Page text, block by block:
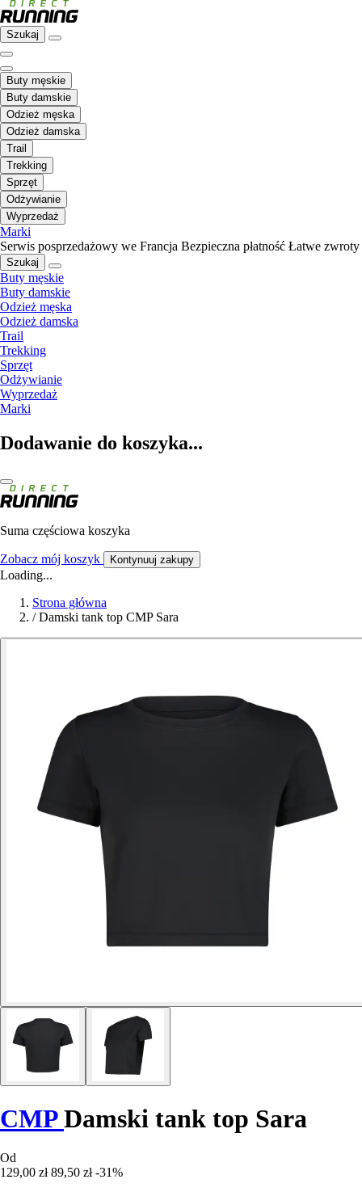
Szukaj
Buty męskie
Buty damskie
Odzież męska
Odzież damska
Trail
Trekking
Sprzęt
Odżywianie
Wyprzedaż
Marki
Serwis posprzedażowy we Francja Bezpieczna płatność Łatwe zwroty
Szukaj
Buty męskie
Buty damskie
Odzież męska
Odzież damska
Trail
Trekking
Sprzęt
Odżywianie
Wyprzedaż
Marki
Dodawanie do koszyka...
Suma częściowa koszyka
Zobacz mój koszyk Kontynuuj zakupy
Loading...
Strona główna
/ Damski tank top CMP Sara
CMPDamski tank top Sara
Od
129,00 zł 89,50 zł -31%